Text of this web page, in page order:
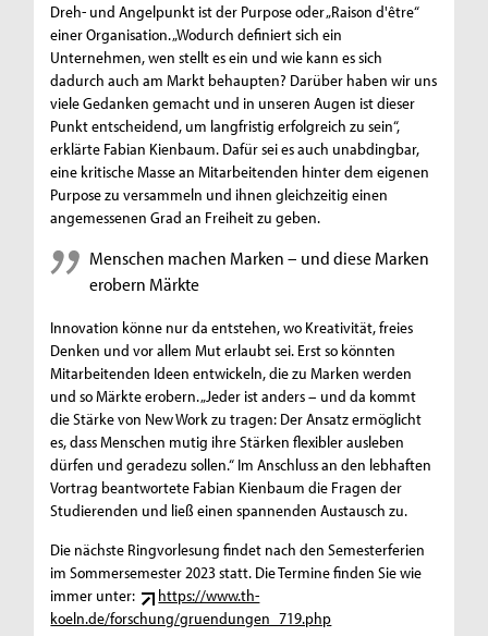
Dreh- und Angelpunkt ist der Purpose oder „Raison d'être“
einer Organisation. „Wodurch definiert sich ein
Unternehmen, wen stellt es ein und wie kann es sich
dadurch auch am Markt behaupten? Darüber haben wir uns
viele Gedanken gemacht und in unseren Augen ist dieser
Punkt entscheidend, um langfristig erfolgreich zu sein“,
erklärte Fabian Kienbaum. Dafür sei es auch unabdingbar,
eine kritische Masse an Mitarbeitenden hinter dem eigenen
Purpose zu versammeln und ihnen gleichzeitig einen
angemessenen Grad an Freiheit zu geben.
Menschen machen Marken – und diese Marken
erobern Märkte
Innovation könne nur da entstehen, wo Kreativität, freies
Denken und vor allem Mut erlaubt sei. Erst so könnten
Mitarbeitenden Ideen entwickeln, die zu Marken werden
und so Märkte erobern. „Jeder ist anders – und da kommt
die Stärke von New Work zu tragen: Der Ansatz ermöglicht
es, dass Menschen mutig ihre Stärken flexibler ausleben
dürfen und geradezu sollen.“ Im Anschluss an den lebhaften
Vortrag beantwortete Fabian Kienbaum die Fragen der
Studierenden und ließ einen spannenden Austausch zu.
Die nächste Ringvorlesung findet nach den Semesterferien
im Sommersemester 2023 statt. Die Termine finden Sie wie
immer unter:
https://www.th-
koeln.de/forschung/gruendungen_719.php